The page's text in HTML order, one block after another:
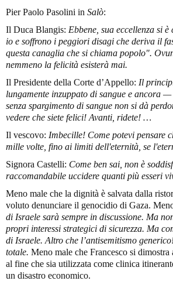
Pier Paolo Pasolini in Salò:
Il Duca Blangis: Ebbene, sua eccellenza si
io e soffrono i peggiori disagi che deriva il
questa canaglia che si chiama popolo".
nemmeno la felicità esisterà mai.
Il Presidente della Corte d’Appello: Il
lungamente inzuppato di sangue e ancora
senza spargimento di sangue non si dà
vedere che siete felici! Avanti, ridete! …
Il vescovo: Imbecille! Come potevi pensare
mille volte, fino ai limiti dell'eternità, se
Signora Castelli: Come ben sai, non è
raccomandabile uccidere quanti più esseri
Meno male che la dignità è salvata dalla
voluto denunciare il genocidio di Gaza.
di Israele sarà sempre in discussione. Ma
propri interessi strategici di sicurezza. Ma
di Israele. Altro che l’antisemitismo
totale. Meno male che Francesco si
al fine che sia utilizzata come clinica
un disastro economico.